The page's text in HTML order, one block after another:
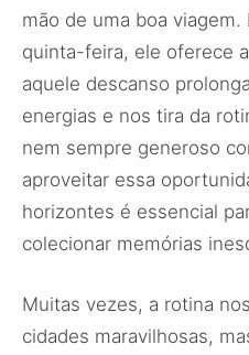
mão de uma boa
quinta-feira, ele oferece
aquele descanso
energias e nos tira da
nem sempre generoso
aproveitar essa
horizontes é essencial
colecionar memórias
Muitas vezes, a rotina
cidades maravilhosas,